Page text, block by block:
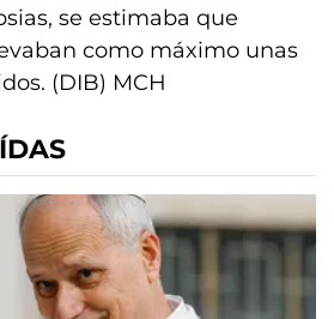
se estimaba que
como máximo unas
(DIB) MCH